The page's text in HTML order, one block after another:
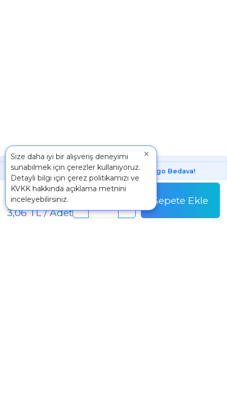
×
Size daha iyi bir alışveriş deneyimi
sunabilmek için çerezler kullanıyoruz.
Detaylı bilgi için çerez politikamızı ve
KVKK hakkında açıklama metnini
inceleyebilirsiniz.
1000 ₺ Üstünde Bu Üründe Kargo Bedava!
153,12 TL
Paket Fiyatı
3,06 TL / Adet
Paket
Sepete Ekle